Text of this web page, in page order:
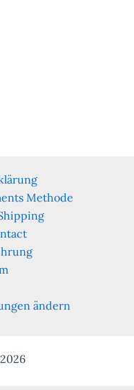
Methode
ändern